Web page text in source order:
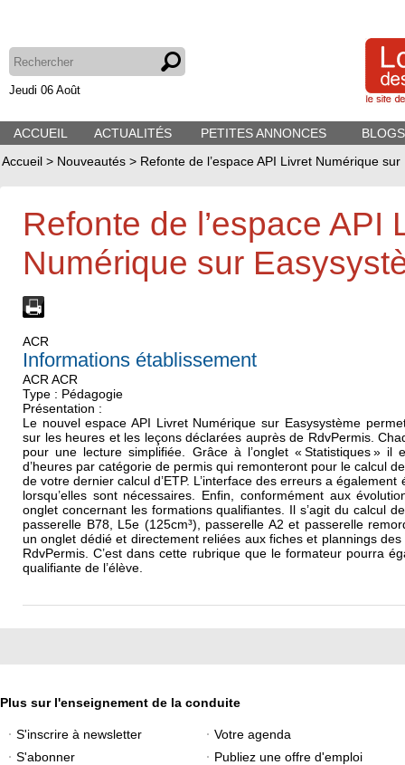
Jeudi 06 Août
ACCUEIL ACTUALITÉS PETITES ANNONCES
Accueil > Nouveautés > Refonte de l’espace API Livret Numérique
Refonte de l’espace API
Numérique sur
ACR
Informations établissement
ACR ACR
Type : Pédagogie
Présentation :
Le nouvel espace API Livret Numérique sur Easysystème
sur les heures et les leçons déclarées auprès de RdvPermis.
pour une lecture simplifiée. Grâce à l’onglet « Statistiques » il
d’heures par catégorie de permis qui remonteront pour le calcul
de votre dernier calcul d’ETP. L’interface des erreurs a
lorsqu’elles sont nécessaires. Enfin, conformément aux
onglet concernant les formations qualifiantes. Il s’agit du calcul
passerelle B78, L5e (125cm³), passerelle A2 et passerelle
un onglet dédié et directement reliées aux fiches et plannings
RdvPermis. C’est dans cette rubrique que le formateur pourra
qualifiante de l’élève.
Plus sur l'enseignement de la conduite
S'inscrire à newsletter
Votre agenda
S'abonner
Publiez une offre d'emploi